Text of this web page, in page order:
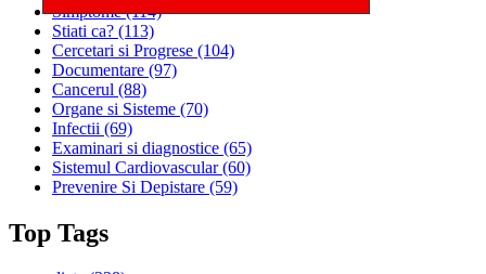
Simptome(114)
Stiati ca? (113)
Cercetari si Progrese (104)
Documentare (97)
Cancerul (88)
Organe si Sisteme (70)
Infectii (69)
Examinari si diagnostice (65)
Sistemul Cardiovascular(60)
Prevenire Si Depistare (59)
Top Tags